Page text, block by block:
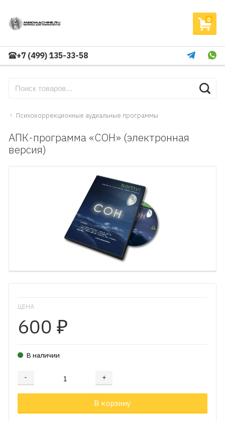
0
+7 (499) 135-33-58
Психокоррекционные аудиальные программы
АПК-программа «СОН» (электронная
версия)
ЦЕНА
600 ₽
В наличии
- +
Добавляется...
В корзину
Добавлен